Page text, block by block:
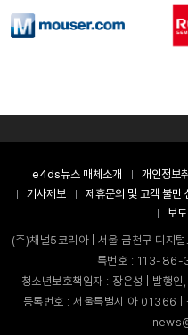
e4ds뉴스 매체소개 개인정보
기사제보
제휴문의 및 고객 불만
보
(주)채널5코리아 | 서울 금천구 디지
록번호 : 113-86-
청소년보호책임자 : 장은성 | 발
등록번호 : 서울특별시 아 01366